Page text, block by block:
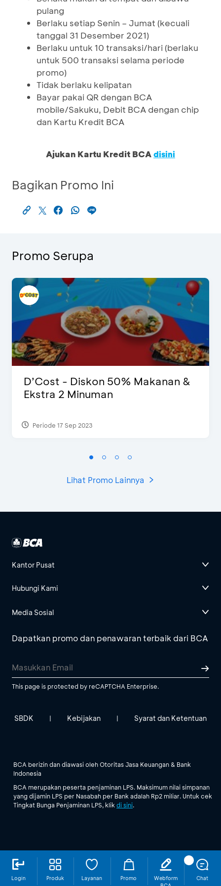
Login Produk Layanan Promo
Webform
Chat
pulang
Berlaku setiap Senin – Jumat (kecuali
tanggal 31 Desember 2021)
Berlaku untuk 10 transaksi/hari (berlaku
untuk 500 transaksi selama periode
promo)
Tidak berlaku kelipatan
Bayar pakai QR dengan BCA
mobile/Sakuku, Debit BCA dengan chip
dan Kartu Kredit BCA
Ajukan Kartu Kredit BCAdisini
Bagikan Promo Ini
Promo Serupa
D’Cost - Diskon 50% Makanan &
Ekstra 2 Minuman
Periode 17 Sep 2023
Lihat Promo Lainnya
Kantor Pusat
Hubungi Kami
Media Sosial
Dapatkan promo dan penawaran terbaik dari BCA
This page is protected by reCAPTCHA Enterprise.
SBDK | Kebijakan | Syarat dan Ketentuan
BCA berizin dan diawasi oleh Otoritas Jasa Keuangan & Bank
Indonesia
BCA merupakan peserta penjaminan LPS. Maksimum nilai simpanan
yang dijamin LPS per Nasabah per Bank adalah Rp2 miliar. Untuk cek
Tingkat Bunga Penjaminan LPS, klik di sini.